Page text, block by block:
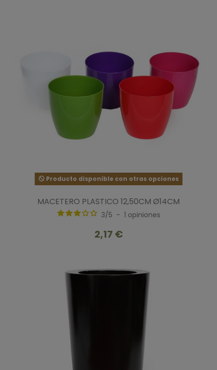
Producto disponible con otras opciones
MACETERO PLASTICO 12,50CM Ø14CM
3/5 - 1 opiniones
2,17 €